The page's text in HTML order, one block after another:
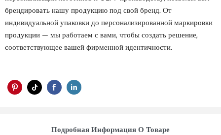
брендировать нашу продукцию под свой бренд. От
индивидуальной упаковки до персонализированной маркировки
продукции — мы работаем с вами, чтобы создать решение,
соответствующее вашей фирменной идентичности.
Подробная Информация О Товаре